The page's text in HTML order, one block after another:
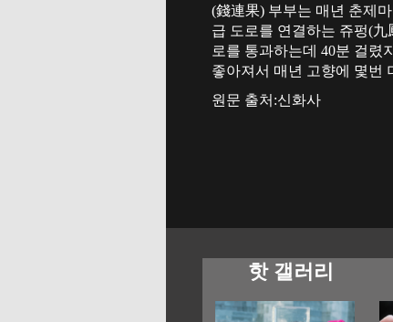
(錢連果) 부부는 매년 춘제
급 도로를 연결하는 쥬펑(
로를 통과하는데 40분 걸렸
좋아져서 매년 고향에 몇번
원문 출처:신화사
핫 갤러리